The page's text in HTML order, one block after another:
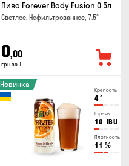
Пиво Forever Body Fusion 0.5л
Светлое, Нефильтрованное, 7.5°
0,00
грн за 1
Крепость
4°
Горечь
10 IBU
Плотность
11 %
Новинка